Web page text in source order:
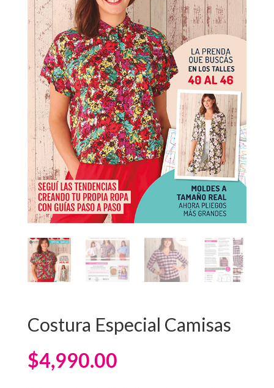
Costura Especial Camisas
$4,990.00